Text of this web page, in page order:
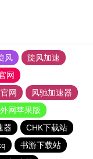
风
旋风加速
网
网
风驰加速器
网苹果版
器
CHK下载站
书游下载站